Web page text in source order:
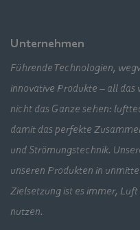
Unternehmen
Führende Technologien,
innovative Produkte – all
nicht das Ganze sehen:
damit das perfekte
und Strömungstechnik.
unseren Produkten in
Zielsetzung ist es immer,
nutzen.